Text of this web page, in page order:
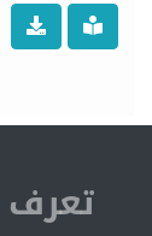
9854
تعرف